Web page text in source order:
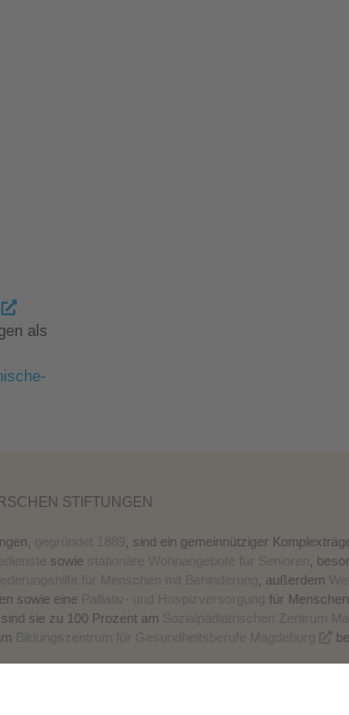
als
STIFTUNGEN
, sind ein gemeinnütziger
sowie
,
, außerdem
sowie eine
für
sie zu 100 Prozent am